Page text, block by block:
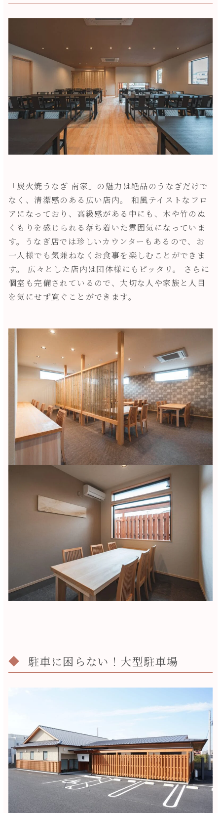
「炭火焼うなぎ 南家」の魅力は絶品のうなぎだけで
なく、清潔感のある広い店内。 和風テイストなフロ
アになっており、高級感がある中にも、木や竹のぬ
くもりを感じられる落ち着いた雰囲気になっていま
す。うなぎ店では珍しいカウンターもあるので、お
一人様でも気兼ねなくお食事を楽しむことができま
す。 広々とした店内は団体様にもピッタリ。 さらに
個室も完備されているので、大切な人や家族と人目
を気にせず寛ぐことができます。
駐車に困らない！大型駐車場